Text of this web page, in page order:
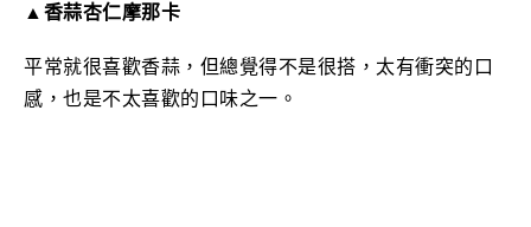
▲香蒜杏仁摩那卡
平常就很喜歡香蒜，但總覺得不是很搭，太有衝突的口
感， 也是不太喜歡的口味之一。